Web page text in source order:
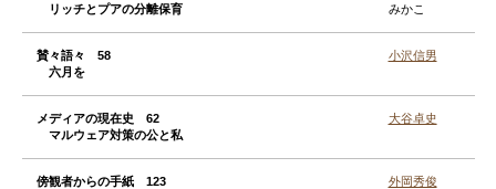
リッチとプアの分離保育
みかこ
賛々語々 58
六月を
小沢信男
メディアの現在史 62
マルウェア対策の公と私
大谷卓史
傍観者からの手紙 123
外岡秀俊